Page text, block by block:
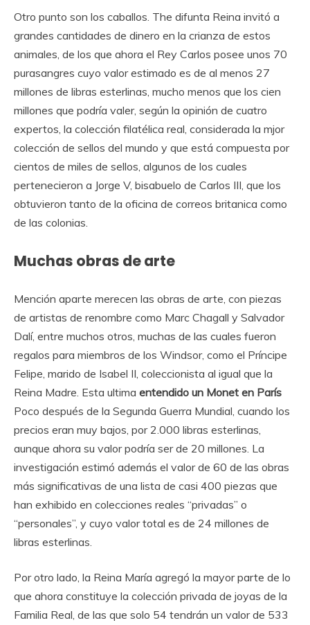
Otro punto son los caballos. The difunta Reina invitó a
grandes cantidades de dinero en la crianza de estos
animales, de los que ahora el Rey Carlos posee unos 70
purasangres cuyo valor estimado es de al menos 27
millones de libras esterlinas, mucho menos que los cien
millones que podría valer, según la opinión de cuatro
expertos, la colección filatélica real, considerada la mjor
colección de sellos del mundo y que está compuesta por
cientos de miles de sellos, algunos de los cuales
pertenecieron a Jorge V, bisabuelo de Carlos III, que los
obtuvieron tanto de la oficina de correos britanica como
de las colonias.
Muchas obras de arte
Mención aparte merecen las obras de arte, con piezas
de artistas de renombre como Marc Chagall y Salvador
Dalí, entre muchos otros, muchas de las cuales fueron
regalos para miembros de los Windsor, como el Príncipe
Felipe, marido de Isabel II, coleccionista al igual que la
Reina Madre. Esta ultima entendido un Monet en París
Poco después de la Segunda Guerra Mundial, cuando los
precios eran muy bajos, por 2.000 libras esterlinas,
aunque ahora su valor podría ser de 20 millones. La
investigación estimó además el valor de 60 de las obras
más significativas de una lista de casi 400 piezas que
han exhibido en colecciones reales “privadas” o
“personales”, y cuyo valor total es de 24 millones de
libras esterlinas.
Por otro lado, la Reina María agregó la mayor parte de lo
que ahora constituye la colección privada de joyas de la
Familia Real, de las que solo 54 tendrán un valor de 533